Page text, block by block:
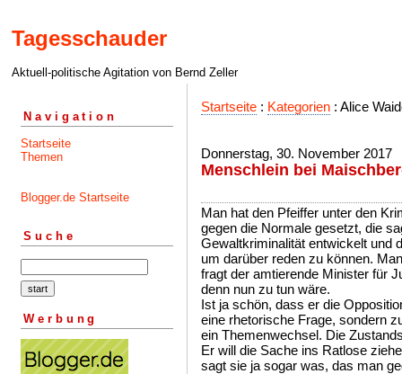
Tagesschauder
Aktuell-politische Agitation von Bernd Zeller
Navigation
Startseite
Themen
Blogger.de Startseite
Suche
Werbung
Startseite : Kategorien : Alice
Donnerstag, 30. November 2017
Menschlein bei
Man hat den Pfeiffer unter den
gegen die Normale gesetzt, die
Gewaltkriminalität entwickelt und
um darüber reden zu können.
fragt der amtierende Minister für
denn nun zu tun wäre.
Ist ja schön, dass er die
eine rhetorische Frage, sondern
ein Themenwechsel. Die
Er will die Sache ins Ratlose
sagt sie ja sogar was, das man